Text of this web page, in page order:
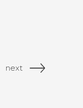
next